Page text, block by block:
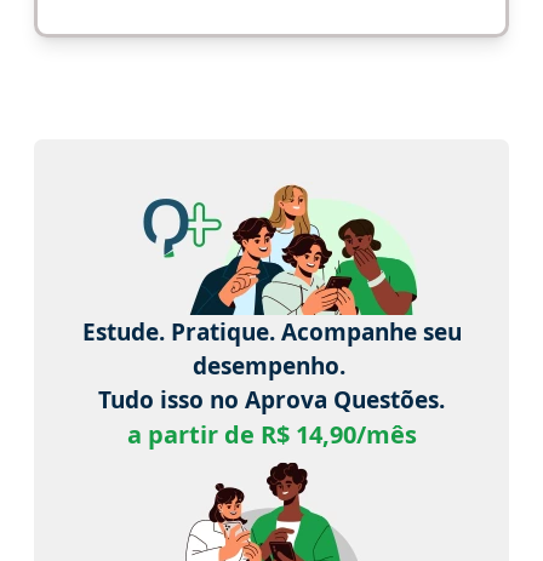
Estude. Pratique. Acompanhe seu
desempenho.
Tudo isso no Aprova Questões.
a partir de R$ 14,90/mês